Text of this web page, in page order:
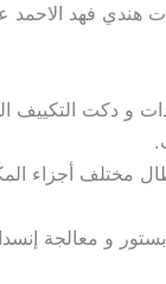
هندي فهد الاحمد
و دكت التكييف
مختلف أجزاء
و معالجة